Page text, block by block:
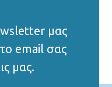
μας
email σας
μας.